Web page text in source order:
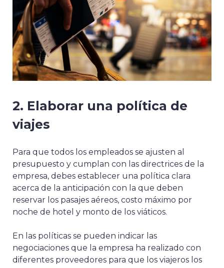
2. Elaborar una política de
viajes
Para que todos los empleados se ajusten al
presupuesto y cumplan con las directrices de la
empresa, debes establecer una política clara
acerca de la anticipación con la que deben
reservar los pasajes aéreos, costo máximo por
noche de hotel y monto de los viáticos.
En las políticas se pueden indicar las
negociaciones que la empresa ha realizado con
diferentes proveedores para que los viajeros los